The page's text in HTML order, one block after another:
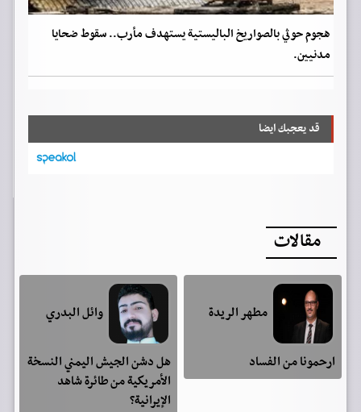
هجوم حوثي بالصواريخ الباليستية يستهدف مأرب.. سقوط ضحايا
مدنيين.
قد يعجبك ايضا
مقالات
مطهر الريدة
ارحمونا من الفساد
وائل البدري
هل دشن الجيش اليمني النسخة
الأمريكية من طائرة شاهد
الإيرانية؟